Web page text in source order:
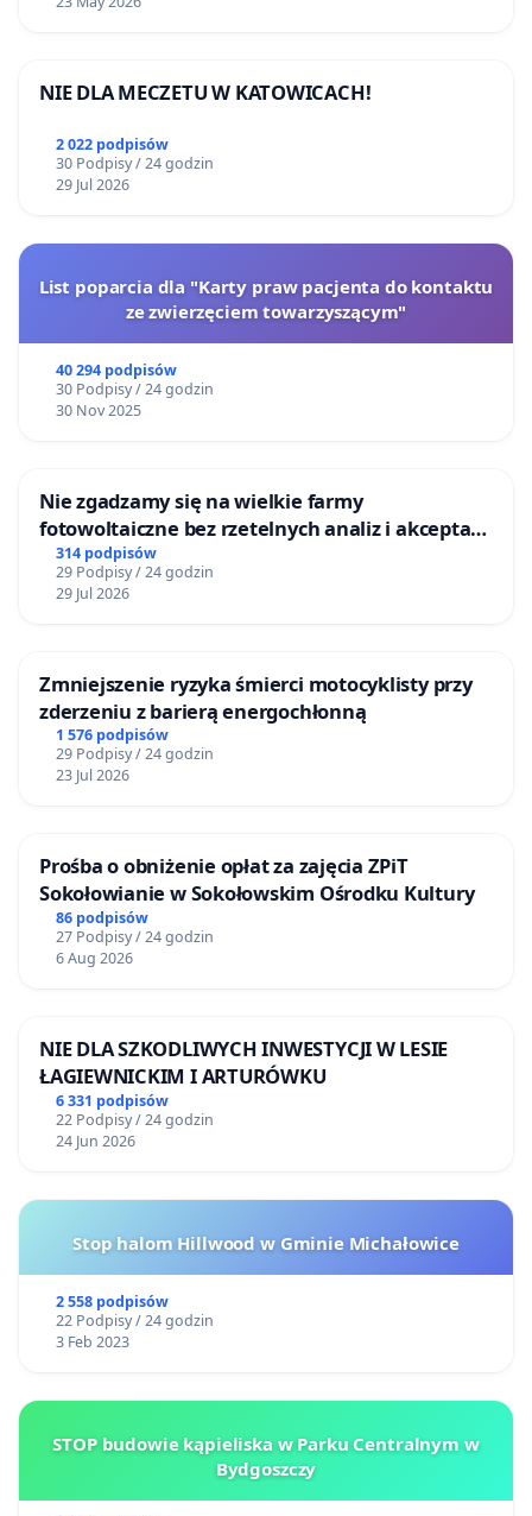
NIE DLA MECZETU W KATOWICACH!
2 022 podpisów
30 Podpisy / 24 godzin
29 Jul 2026
List poparcia dla "Karty praw pacjenta do kontaktu
ze zwierzęciem towarzyszącym"
40 294 podpisów
30 Podpisy / 24 godzin
30 Nov 2025
Nie zgadzamy się na wielkie farmy
fotowoltaiczne bez rzetelnych analiz i akceptacji
mieszkańców
314 podpisów
29 Podpisy / 24 godzin
29 Jul 2026
Zmniejszenie ryzyka śmierci motocyklisty przy
zderzeniu z barierą energochłonną
1 576 podpisów
29 Podpisy / 24 godzin
23 Jul 2026
Prośba o obniżenie opłat za zajęcia ZPiT
Sokołowianie w Sokołowskim Ośrodku Kultury
86 podpisów
27 Podpisy / 24 godzin
6 Aug 2026
NIE DLA SZKODLIWYCH INWESTYCJI W LESIE
ŁAGIEWNICKIM I ARTURÓWKU
6 331 podpisów
22 Podpisy / 24 godzin
24 Jun 2026
Stop halom Hillwood w Gminie Michałowice
2 558 podpisów
22 Podpisy / 24 godzin
3 Feb 2023
STOP budowie kąpieliska w Parku Centralnym w
Bydgoszczy